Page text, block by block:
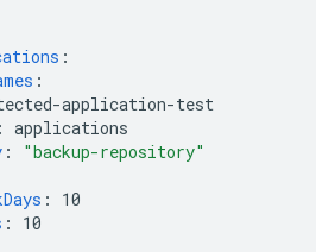
:
:
application-test
: applications
:
"backup-repository"
:
10
: 10